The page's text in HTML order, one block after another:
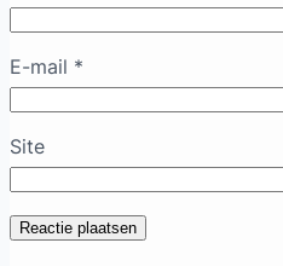
E-mail *
Site